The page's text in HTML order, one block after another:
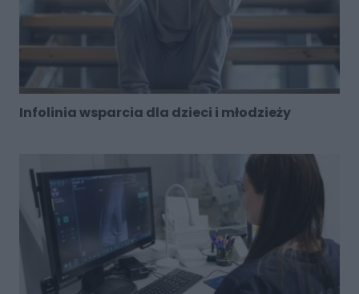
Infolinia wsparcia dla dzieci i młodzieży